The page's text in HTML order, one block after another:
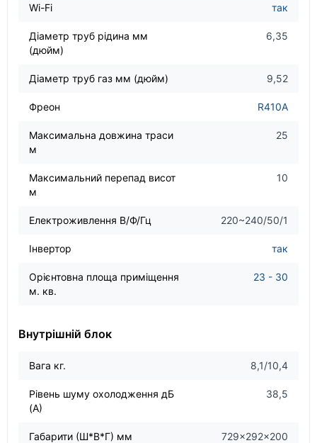
Wi-Fi так
Діаметр труб рідина мм
(дюйм)
6,35
Діаметр труб газ мм (дюйм) 9,52
Фреон R410A
Максимальна довжина траси
м
25
Максимальний перепад висот
м
10
Електроживлення В/Ф/Гц 220~240/50/1
Інвертор так
Орієнтовна площа приміщення
м. кв.
23 - 30
Внутрішній блок
Вага кг. 8,1/10,4
Рівень шуму охолодження дБ
(А)
38,5
Габарити (Ш*В*Г) мм 729×292×200